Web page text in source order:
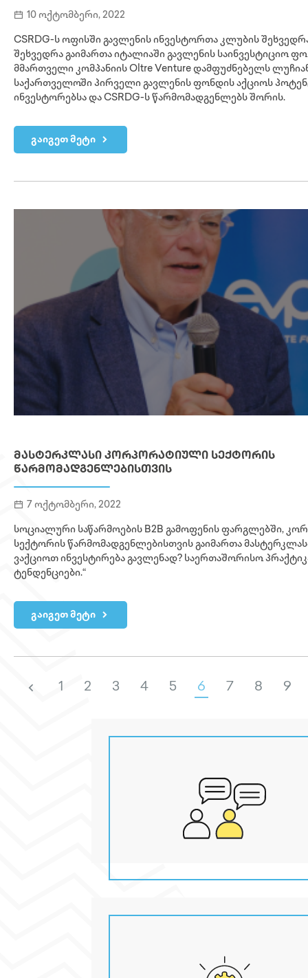
10 ოქტომბერი, 2022
CSRDG-ს ოფისში გავლენის ინვესტორთა კლუბის
შეხვედრა გაიმართა იტალიაში გავლენის საინვესტიციო
მმართველი კომპანიის Oltre Venture დამფუძნებელს
საქართველოში პირველი გავლენის ფონდის აქციოს
ინვესტორებსა და CSRDG-ს წარმომადგენლებს შორის.
გაიგეთ მეტი
ᲛᲐᲡᲢᲔᲠᲙᲚᲐᲡᲘ ᲙᲝᲠᲞᲝᲠᲐᲢᲘᲣᲚᲘ ᲡᲔᲥᲢᲝᲠᲘᲡ
ᲬᲐᲠᲛᲝᲛᲐᲓᲒᲔᲜᲚᲔᲑᲘᲡᲗᲕᲘᲡ
7 ოქტომბერი, 2022
სოციალური საწარმოების B2B გამოფენის ფარგლებში,
სექტორის წარმომადგენლებისთვის გაიმართა
ვაქციოთ ინვესტირება გავლენად? საერთაშორისო
ტენდენციები.“
გაიგეთ მეტი
1 2 3 4 5 6 7 8 9